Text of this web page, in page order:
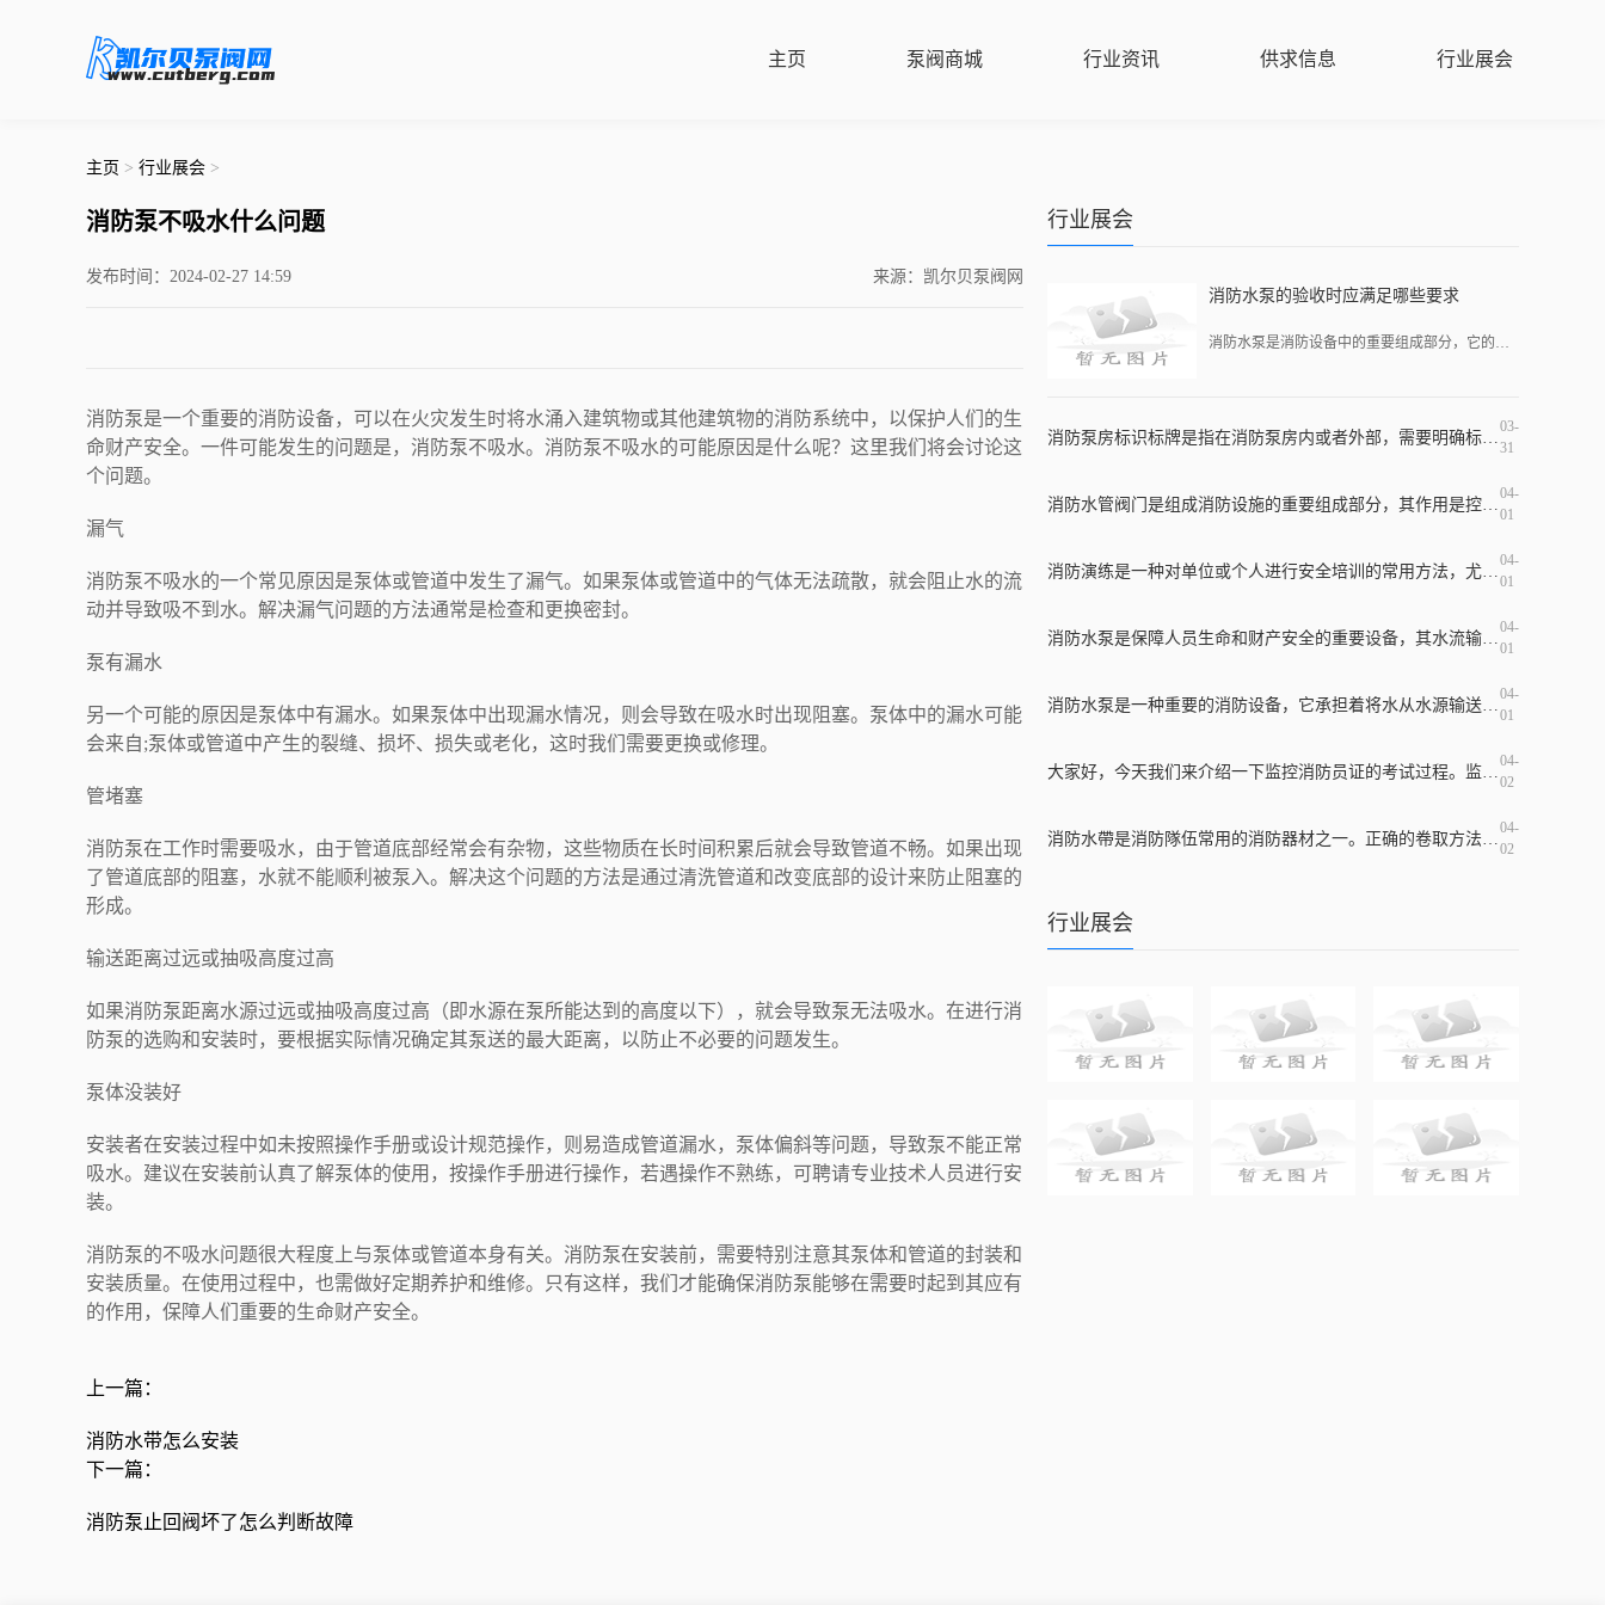
主页 泵阀商城 行业资讯 供求信息 行业展会
主页 > 行业展会 >
消防泵不吸水什么问题
发布时间：2024-02-27 14:59 来源：凯尔贝泵阀网
消防泵是一个重要的消防设备，可以在火灾发生时将水涌入建筑物或其他建筑物的消防系统中，以保护人们的生
命财产安全。一件可能发生的问题是，消防泵不吸水。消防泵不吸水的可能原因是什么呢？这里我们将会讨论这
个问题。
漏气
消防泵不吸水的一个常见原因是泵体或管道中发生了漏气。如果泵体或管道中的气体无法疏散，就会阻止水的流
动并导致吸不到水。解决漏气问题的方法通常是检查和更换密封。
泵有漏水
另一个可能的原因是泵体中有漏水。如果泵体中出现漏水情况，则会导致在吸水时出现阻塞。泵体中的漏水可能
会来自;泵体或管道中产生的裂缝、损坏、损失或老化，这时我们需要更换或修理。
管堵塞
消防泵在工作时需要吸水，由于管道底部经常会有杂物，这些物质在长时间积累后就会导致管道不畅。如果出现
了管道底部的阻塞，水就不能顺利被泵入。解决这个问题的方法是通过清洗管道和改变底部的设计来防止阻塞的
形成。
输送距离过远或抽吸高度过高
如果消防泵距离水源过远或抽吸高度过高（即水源在泵所能达到的高度以下），就会导致泵无法吸水。在进行消
防泵的选购和安装时，要根据实际情况确定其泵送的最大距离，以防止不必要的问题发生。
泵体没装好
安装者在安装过程中如未按照操作手册或设计规范操作，则易造成管道漏水，泵体偏斜等问题，导致泵不能正常
吸水。建议在安装前认真了解泵体的使用，按操作手册进行操作，若遇操作不熟练，可聘请专业技术人员进行安
装。
消防泵的不吸水问题很大程度上与泵体或管道本身有关。消防泵在安装前，需要特别注意其泵体和管道的封装和
安装质量。在使用过程中，也需做好定期养护和维修。只有这样，我们才能确保消防泵能够在需要时起到其应有
的作用，保障人们重要的生命财产安全。
上一篇：
消防水带怎么安装
下一篇：
消防泵止回阀坏了怎么判断故障
行业展会
消防水泵的验收时应满足哪些要求
消防水泵是消防设备中的重要组成部分，它的质量、性能直接关系到消防系统的稳定运行和灭火效果。为了保障消防水泵的质量和性能，每一台消防水泵在验收时都必须遵守一系列的要
03-
31
04-
01
04-
01
04-
01
04-
01
04-
02
04-
02
行业展会